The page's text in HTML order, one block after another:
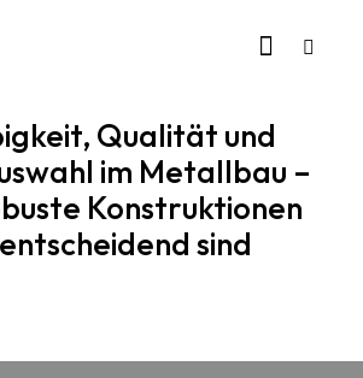
Qualität und
im Metallbau –
Konstruktionen
sind